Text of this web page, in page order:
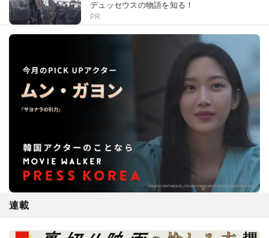
デュッセウスの物語を知る！
PR
連載